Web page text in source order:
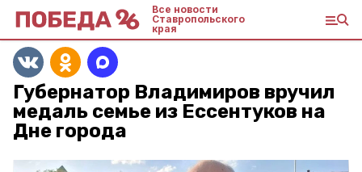
Все новости
Ставропольского
края
Губернатор Владимиров вручил
медаль семье из Ессентуков на
Дне города